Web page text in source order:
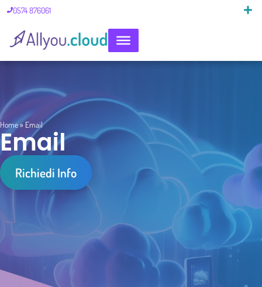
0574 876061
Home»Email
Email
Richiedi Info